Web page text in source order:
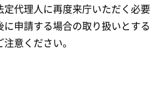
代理人に再度来庁いただく必要
申請する場合の取り扱いとする
意ください。